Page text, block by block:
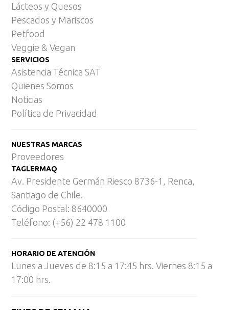
Lácteos y Quesos
Pescados y Mariscos
Petfood
Veggie & Vegan
SERVICIOS
Asistencia Técnica SAT
Quienes Somos
Noticias
Política de Privacidad
NUESTRAS MARCAS
Proveedores
TAGLERMAQ
Av. Presidente Germán Riesco 8736-1, Renca,
Santiago de Chile.
Código Postal: 8640000
Teléfono: (+56) 22 478 1100
HORARIO DE ATENCIÓN
Lunes a Jueves de 8:15 a 17:45 hrs. Viernes 8:15 a
17:00 hrs.